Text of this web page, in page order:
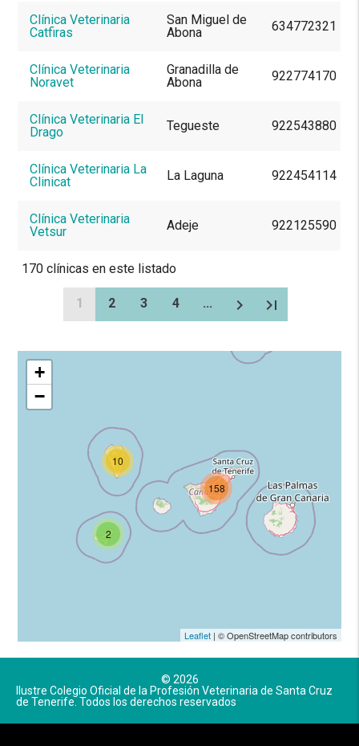
Clínica Veterinaria
Catfiras
San Miguel de
Abona
634772321
Clínica Veterinaria
Noravet
Granadilla de
Abona
922774170
Clínica Veterinaria El
Drago
Tegueste 922543880
Clínica Veterinaria La
Clinicat
La Laguna 922454114
Clínica Veterinaria
Vetsur
Adeje 922125590
170 clínicas en este listado
1 2 3 4 ... chevron_right last_page
2
10
158
+
−
Leaflet| © OpenStreetMap contributors
© 2026
Ilustre Colegio Oficial de la Profesión Veterinaria de Santa Cruz
de Tenerife. Todos los derechos reservados